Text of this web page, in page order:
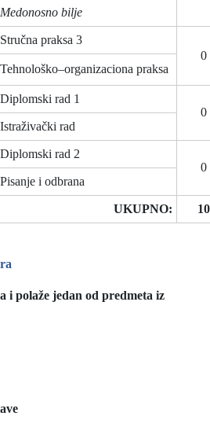
Medonosno bilje
Stručna praksa 3
0
Tehnološko–organizaciona praksa
Diplomski rad 1
0
Istraživački rad
Diplomski rad 2
0
Pisanje i odbrana
UKUPNO: 10
i polaže jedan od predmeta iz